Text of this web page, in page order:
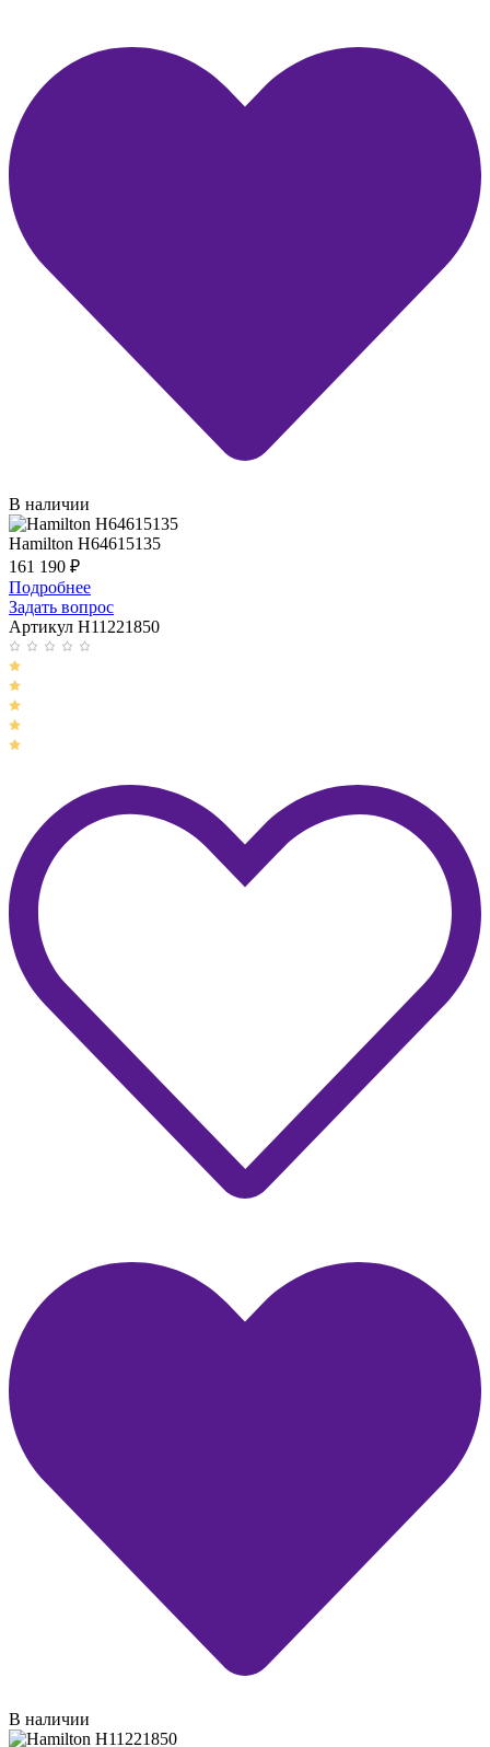
В наличии
Hamilton H64615135
161 190 ₽
Подробнее
Задать вопрос
Артикул H11221850
В наличии